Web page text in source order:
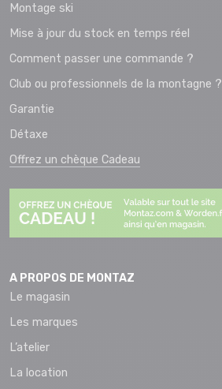
Montage ski
Mise à jour du stock en temps réel
Comment passer une commande ?
Club ou professionnels de la montagne ?
Garantie
Détaxe
Offrez un chèque Cadeau
A PROPOS DE MONTAZ
Le magasin
Les marques
L’atelier
La location